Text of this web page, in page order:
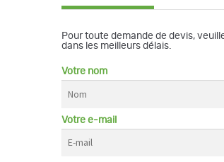
Pour toute demande de devis,
dans les meilleurs délais.
Votre nom
Votre e-mail